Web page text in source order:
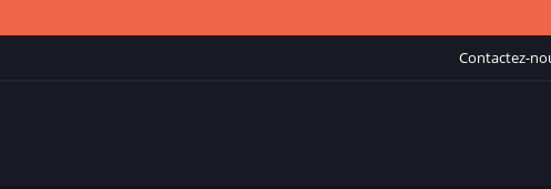
Contactez-